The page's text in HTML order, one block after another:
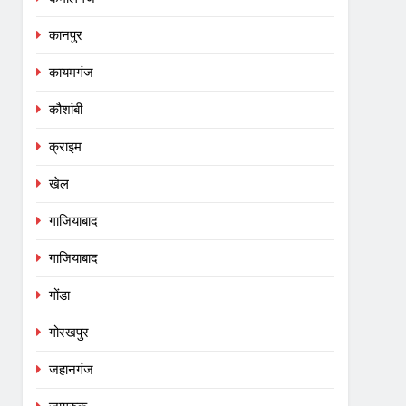
कानपुर
कायमगंज
कौशांबी
क्राइम
खेल
गाजियाबाद
गाजियाबाद
गोंडा
गोरखपुर
जहानगंज